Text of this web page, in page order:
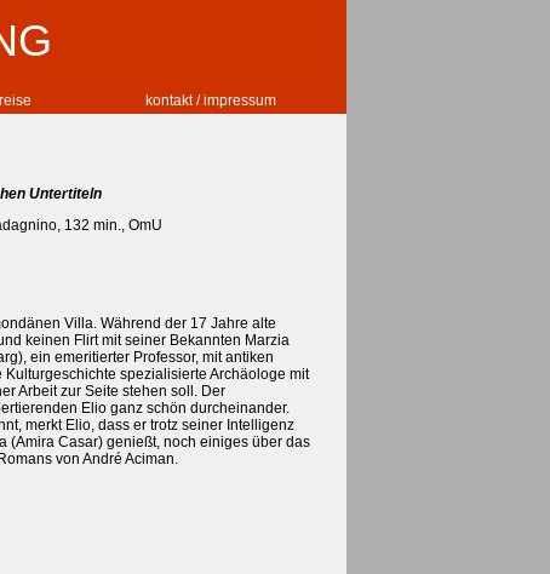
kontakt / impressum
Untertiteln
132 min., OmU
Villa. Während der 17 Jahre alte
keinen Flirt mit seiner Bekannten Marzia
ein emeritierter Professor, mit antiken
spezialisierte Archäologe mit
Arbeit zur Seite stehen soll. Der
Elio ganz schön durcheinander.
merkt Elio, dass er trotz seiner Intelligenz
(Amira Casar) genießt, noch einiges über das
von André Aciman.